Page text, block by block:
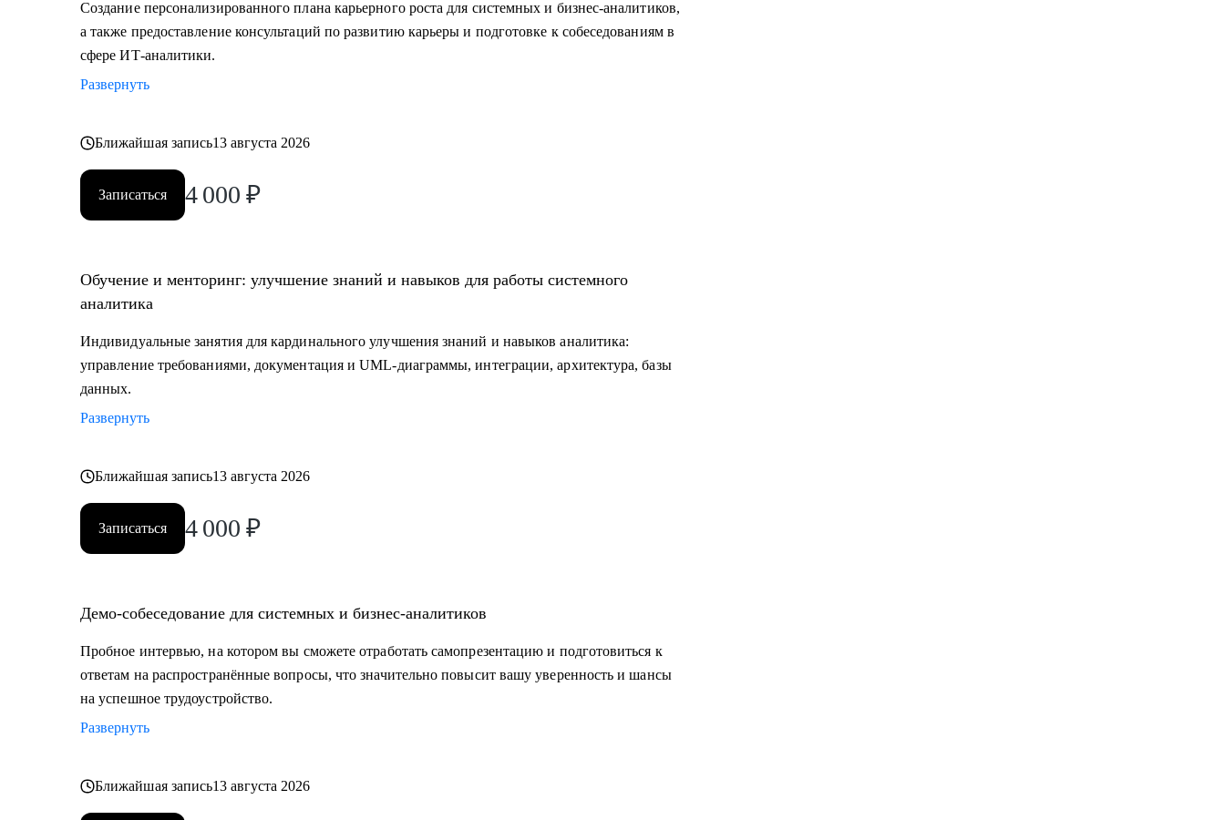
Создание персонализированного плана карьерного роста для системных и бизнес-аналитиков,
а также предоставление консультаций по развитию карьеры и подготовке к собеседованиям в
сфере ИТ-аналитики.
Развернуть
Ближайшая запись13 августа 2026
Записаться 4 000 ₽
Обучение и менторинг: улучшение знаний и навыков для работы системного
аналитика
Индивидуальные занятия для кардинального улучшения знаний и навыков аналитика:
управление требованиями, документация и UML-диаграммы, интеграции, архитектура, базы
данных.
Развернуть
Ближайшая запись13 августа 2026
Записаться 4 000 ₽
Демо-собеседование для системных и бизнес-аналитиков
Пробное интервью, на котором вы сможете отработать самопрезентацию и подготовиться к
ответам на распространённые вопросы, что значительно повысит вашу уверенность и шансы
на успешное трудоустройство.
Развернуть
Ближайшая запись13 августа 2026